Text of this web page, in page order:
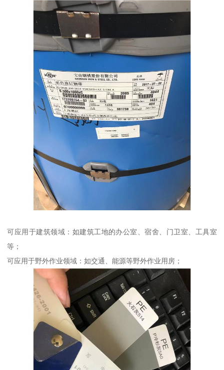
可应用于建筑领域：如建筑工地的办公室、宿舍、门卫室、工具室
等；
可应用于野外作业领域：如交通、能源等野外作业用房；